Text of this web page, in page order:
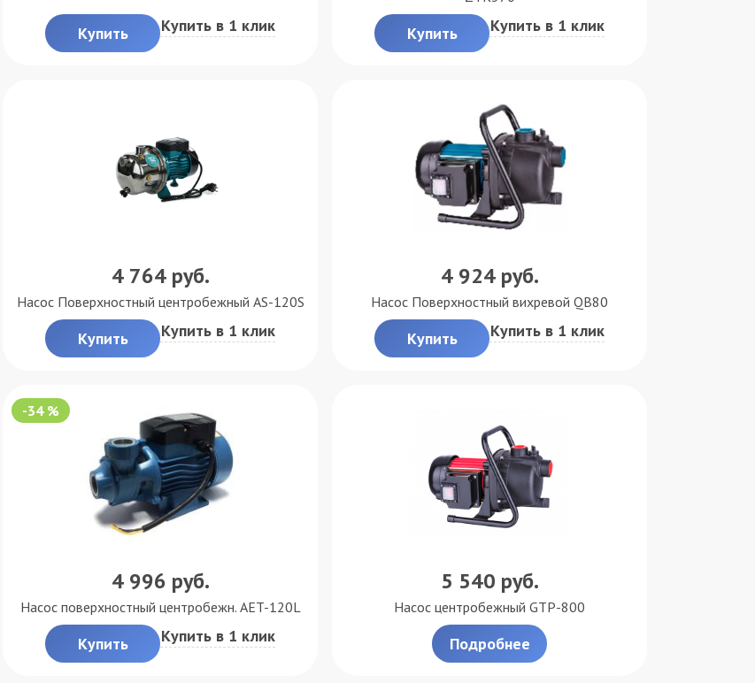
Купить Купить в 1 клик Купить Купить в 1 клик
4 764 руб.
Насос Поверхностный центробежный AS-120S
Купить Купить в 1 клик
4 924 руб.
Насос Поверхностный вихревой QB80
Купить Купить в 1 клик
-34 %
4 996 руб.
Насос поверхностный центробежн. AET-120L
Купить Купить в 1 клик
5 540 руб.
Насос центробежный GTP-800
Подробнее